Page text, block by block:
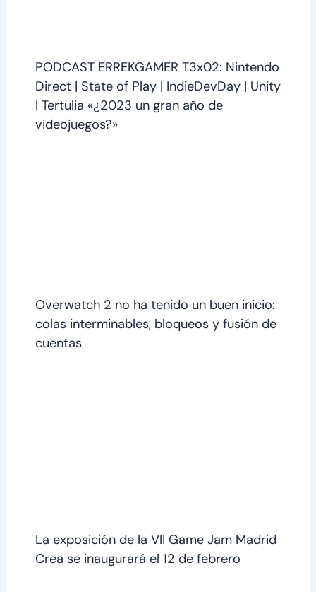
PODCAST ERREKGAMER T3x02: Nintendo
Direct | State of Play | IndieDevDay | Unity
| Tertulia «¿2023 un gran año de
videojuegos?»
Overwatch 2 no ha tenido un buen inicio:
colas interminables, bloqueos y fusión de
cuentas
La exposición de la VII Game Jam Madrid
Crea se inaugurará el 12 de febrero